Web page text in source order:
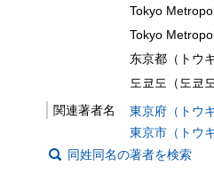
Tokyo
Tokyo
东京都（トウ
도쿄도（도쿄도
関連著者名
東京府（トウ
東京市（トウ
同姓同名の著者を検索